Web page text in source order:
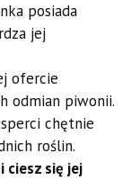
posiada
jej
ofercie
odmian piwonii.
chętnie
roślin.
ciesz się jej